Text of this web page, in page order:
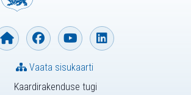
Kaardirakenduse tugi
Vaata sisukaarti